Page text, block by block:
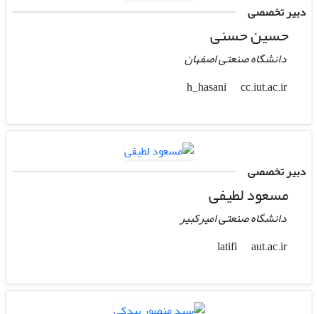
دبیر تخصصی
حسین حسنی
دانشگاه صنعتی اصفهان
h_hasani
cc.iut.ac.ir
دبیر تخصصی
مسعود لطیفی
دانشگاه صنعتی امیرکبیر
latifi
aut.ac.ir